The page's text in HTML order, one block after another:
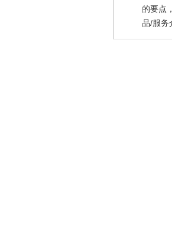
的要点
品/服务